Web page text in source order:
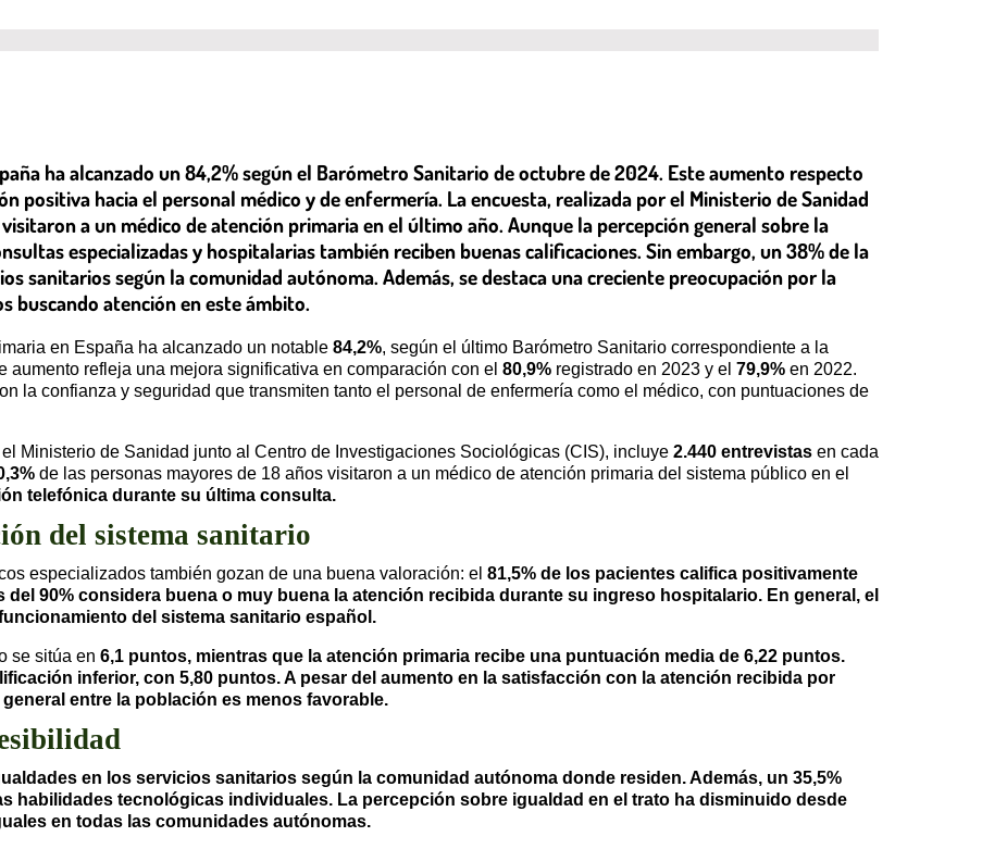
ha alcanzado un 84,2% según el Barómetro Sanitario de octubre de 2024. Este aumento respecto
positiva hacia el personal médico y de enfermería. La encuesta, realizada por el Ministerio de Sanidad
a un médico de atención primaria en el último año. Aunque la percepción general sobre la
especializadas y hospitalarias también reciben buenas calificaciones. Sin embargo, un 38% de la
sanitarios según la comunidad autónoma. Además, se destaca una creciente preocupación por la
buscando atención en este ámbito.
en España ha alcanzado un notable 84,2%, según el último Barómetro Sanitario correspondiente a la
refleja una mejora significativa en comparación con el 80,9% registrado en 2023 y el 79,9% en 2022.
la confianza y seguridad que transmiten tanto el personal de enfermería como el médico, con puntuaciones de
Ministerio de Sanidad junto al Centro de Investigaciones Sociológicas (CIS), incluye 2.440 entrevistas en cada
de las personas mayores de 18 años visitaron a un médico de atención primaria del sistema público en el
telefónica durante su última consulta.
del sistema sanitario
especializados también gozan de una buena valoración: el 81,5% de los pacientes califica positivamente
del 90% considera buena o muy buena la atención recibida durante su ingreso hospitalario. En general, el
del sistema sanitario español.
se sitúa en 6,1 puntos, mientras que la atención primaria recibe una puntuación media de 6,22 puntos.
inferior, con 5,80 puntos. A pesar del aumento en la satisfacción con la atención recibida por
entre la población es menos favorable.
en los servicios sanitarios según la comunidad autónoma donde residen. Además, un 35,5%
habilidades tecnológicas individuales. La percepción sobre igualdad en el trato ha disminuido desde
en todas las comunidades autónomas.